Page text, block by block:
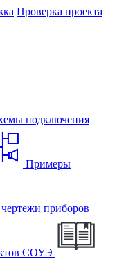
Проверка проекта
подключения
Примеры
приборов
СОУЭ